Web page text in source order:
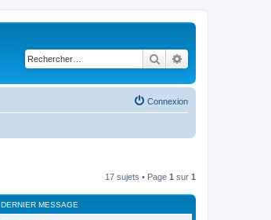
Rechercher
Connexion
17 sujets • Page 1 sur 1
DERNIER MESSAGE